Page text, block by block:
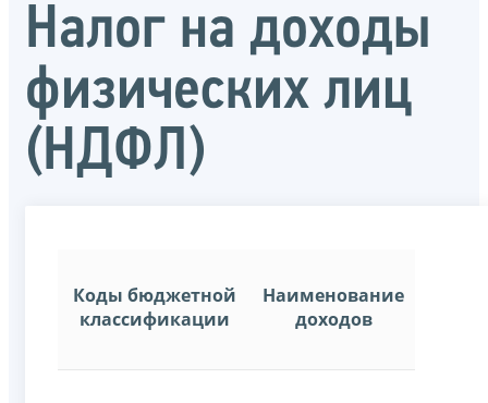
Налог на доходы
физических лиц
(НДФЛ)
Коды бюджетной
классификации
Наименование
доходов